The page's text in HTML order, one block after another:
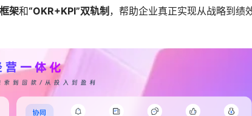
架和“OKR+KPI”双轨制 ，帮助企业真正实现从战略到绩